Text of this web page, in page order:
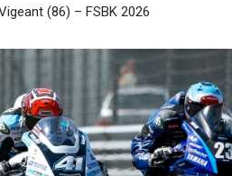
(86) – FSBK 2026